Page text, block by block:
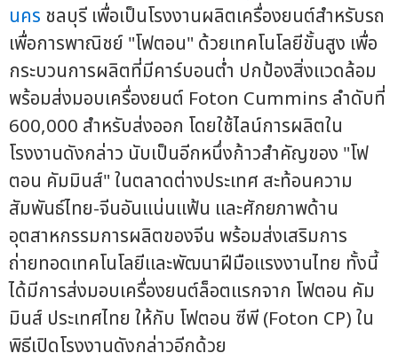
นคร ชลบุรี เพื่อเป็นโรงงานผลิตเครื่องยนต์สำหรับรถ
เพื่อการพาณิชย์ "โฟตอน" ด้วยเทคโนโลยีขั้นสูง เพื่อ
กระบวนการผลิตที่มีคาร์บอนต่ำ ปกป้องสิ่งแวดล้อม
พร้อมส่งมอบเครื่องยนต์ Foton Cummins ลำดับที่
600,000 สำหรับส่งออก โดยใช้ไลน์การผลิตใน
โรงงานดังกล่าว นับเป็นอีกหนึ่งก้าวสำคัญของ "โฟ
ตอน คัมมินส์" ในตลาดต่างประเทศ สะท้อนความ
สัมพันธ์ไทย-จีนอันแน่นแฟ้น และศักยภาพด้าน
อุตสาหกรรมการผลิตของจีน พร้อมส่งเสริมการ
ถ่ายทอดเทคโนโลยีและพัฒนาฝีมือแรงงานไทย ทั้งนี้
ได้มีการส่งมอบเครื่องยนต์ล็อตแรกจาก โฟตอน คัม
มินส์ ประเทศไทย ให้กับ โฟตอน ซีพี (Foton CP) ใน
พิธีเปิดโรงงานดังกล่าวอีกด้วย